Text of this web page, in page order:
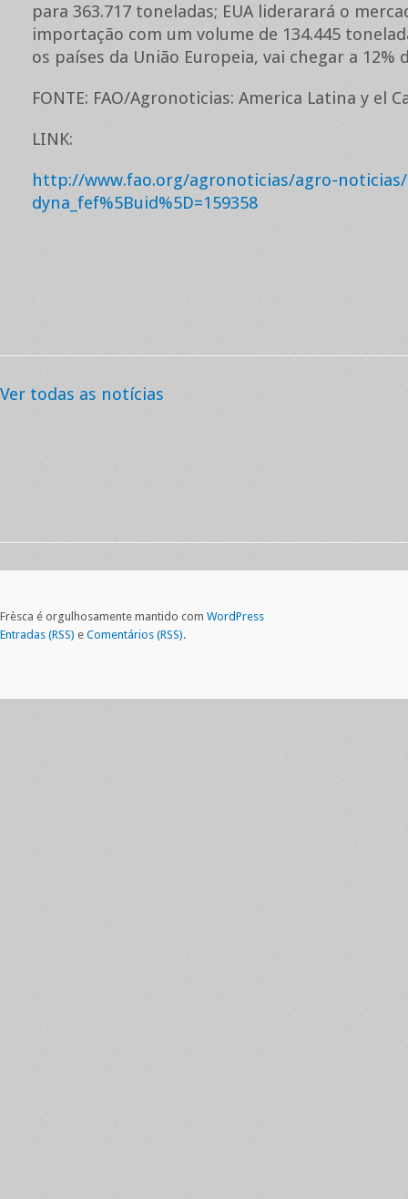
para 363.717 toneladas; EUA liderarará o
importação com um volume de 134.445
os países da União Europeia, vai chegar a 12%
FONTE: FAO/Agronoticias: America Latina y el
LINK:
http://www.fao.org/agronoticias/agro-
dyna_fef%5Buid%5D=159358
Ver todas as notícias
Frèsca é orgulhosamente mantido com WordPress
Entradas (RSS) e Comentários (RSS).